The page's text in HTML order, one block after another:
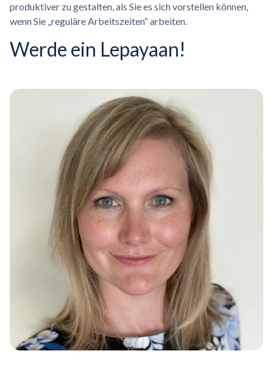
produktiver zu gestalten, als Sie es sich vorstellen können,
wenn Sie „reguläre Arbeitszeiten“ arbeiten.
Werde ein Lepayaan!